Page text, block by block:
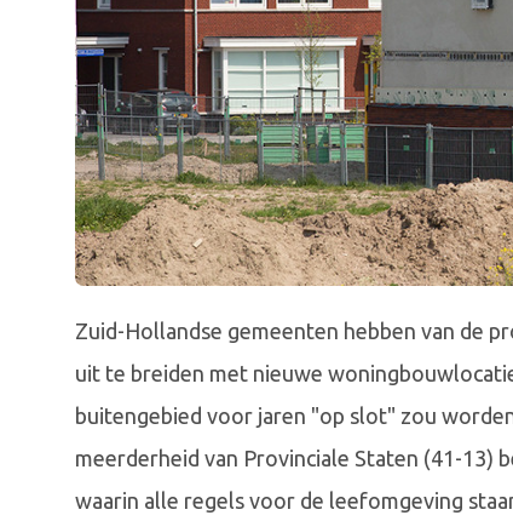
Zuid-Hollandse gemeenten hebben van de
uit te breiden met nieuwe
buitengebied voor jaren "op slot" zou
meerderheid van Provinciale Staten (41-13)
waarin alle regels voor de leefomgeving